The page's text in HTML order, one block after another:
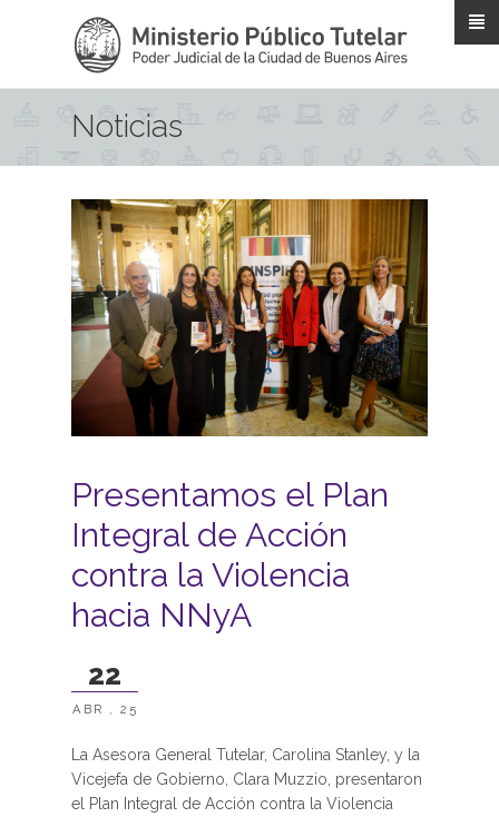
Noticias
Presentamos el Plan
Integral de Acción
contra la Violencia
hacia NNyA
22
ABR , 25
La Asesora General Tutelar, Carolina Stanley, y la
Vicejefa de Gobierno, Clara Muzzio, presentaron
el Plan Integral de Acción contra la Violencia